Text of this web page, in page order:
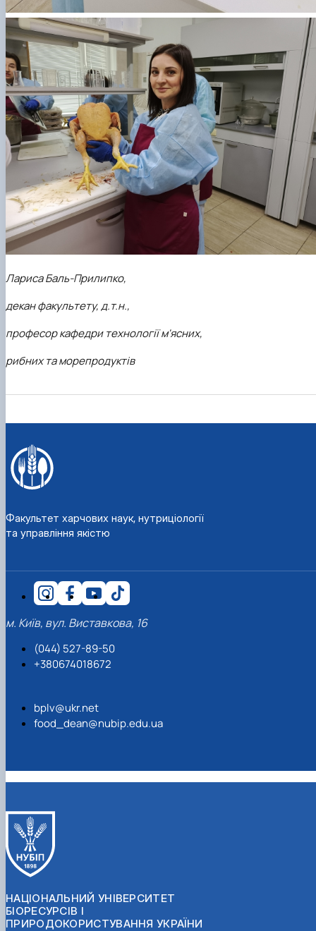
ЛарисаБаль-Прилипко,
декан факультету, д.т.н.,
професор кафедри технології м'ясних,
рибних та морепродуктів
Факультет харчових наук, нутриціології
та управління якістю
м. Київ, вул. Виставкова, 16
(044) 527-89-50
+380674018672
bplv@ukr.net
food_dean@nubip.edu.ua
НАЦІОНАЛЬНИЙ УНІВЕРСИТЕТ
БІОРЕСУРСІВ І
ПРИРОДОКОРИСТУВАННЯ УКРАЇНИ